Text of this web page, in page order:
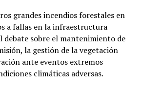
grandes incendios forestales en
a fallas en la infraestructura
debate sobre el mantenimiento de
la gestión de la vegetación
ante eventos extremos
climáticas adversas.